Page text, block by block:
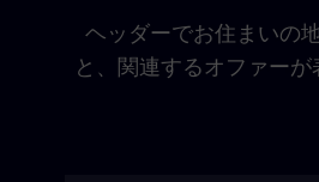
ヘッダーでお住まいの
と、関連するオファーが